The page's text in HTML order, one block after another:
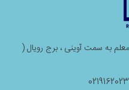
به سمت آوینی ، برج رویال (